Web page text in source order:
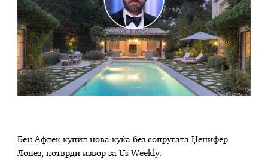
Бен Афлек купил нова куќа без сопругата Џенифер
Лопез, потврди извор за Us Weekly.